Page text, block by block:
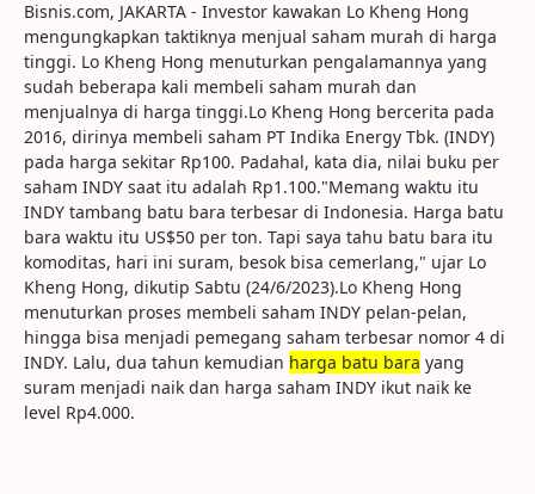
Bisnis.com, JAKARTA - Investor kawakan Lo Kheng Hong
mengungkapkan taktiknya menjual saham murah di harga
tinggi. Lo Kheng Hong menuturkan pengalamannya yang
sudah beberapa kali membeli saham murah dan
menjualnya di harga tinggi.Lo Kheng Hong bercerita pada
2016, dirinya membeli saham PT Indika Energy Tbk. (INDY)
pada harga sekitar Rp100. Padahal, kata dia, nilai buku per
saham INDY saat itu adalah Rp1.100."Memang waktu itu
INDY tambang batu bara terbesar di Indonesia. Harga batu
bara waktu itu US$50 per ton. Tapi saya tahu batu bara itu
komoditas, hari ini suram, besok bisa cemerlang," ujar Lo
Kheng Hong, dikutip Sabtu (24/6/2023).Lo Kheng Hong
menuturkan proses membeli saham INDY pelan-pelan,
hingga bisa menjadi pemegang saham terbesar nomor 4 di
INDY. Lalu, dua tahun kemudian harga batu bara yang
suram menjadi naik dan harga saham INDY ikut naik ke
level Rp4.000.